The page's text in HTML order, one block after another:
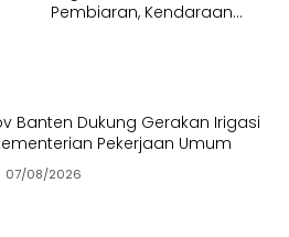
Pembiaran, Kendaraan
Banten Dukung Gerakan Irigasi
Pekerjaan Umum
07/08/2026